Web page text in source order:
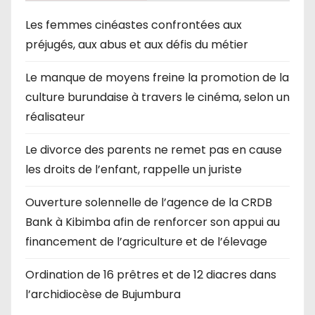
Les femmes cinéastes confrontées aux
préjugés, aux abus et aux défis du métier
Le manque de moyens freine la promotion de la
culture burundaise à travers le cinéma, selon un
réalisateur
Le divorce des parents ne remet pas en cause
les droits de l’enfant, rappelle un juriste
Ouverture solennelle de l’agence de la CRDB
Bank à Kibimba afin de renforcer son appui au
financement de l’agriculture et de l’élevage
Ordination de 16 prêtres et de 12 diacres dans
l’archidiocèse de Bujumbura